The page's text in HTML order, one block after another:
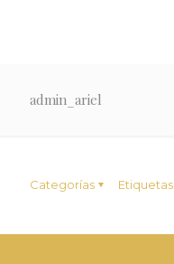
admin_ariel
Categorías Etiquetas